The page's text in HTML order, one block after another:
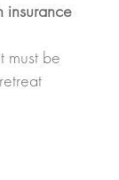
insurance
must be